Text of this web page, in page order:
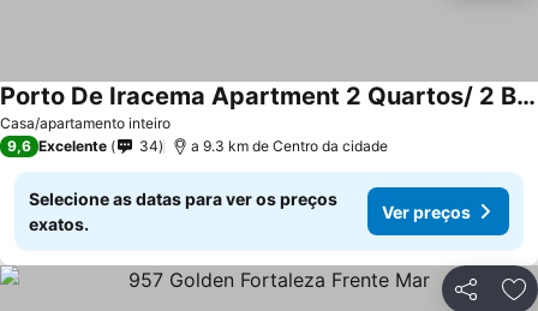
Casa/apartamento inteiro
Porto De Iracema Apartment 2 Quartos/ 2 Bedrooms)
Ver preços
9,6 Excelente 34 a 9.3 km de Centro da cidade
Selecione as datas para ver os preços
exatos.
Ver preços
Partilhar